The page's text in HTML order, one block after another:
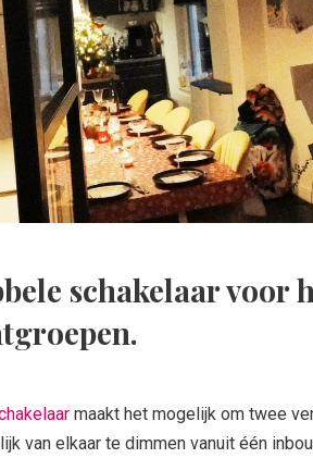
schakelaar voor
maakt het mogelijk om twee
van elkaar te dimmen vanuit één